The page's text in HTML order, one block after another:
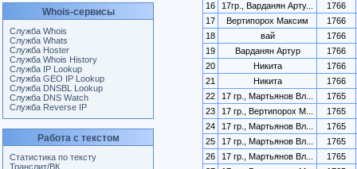
Whois-сервисы
Служба Whois
Служба Whats
Служба Hoster
Служба Whois History
Служба IP Lookup
Служба GEO IP Lookup
Служба DNSBL Lookup
Служба DNS Watch
Служба Reverse IP
Работа с текстом
Статистика по тексту
Транслит/ВК
16
17гр., Варданян Арту...
1766
17
Вертипорох Максим
1766
18
вай
1766
19
Варданян Артур
1766
20
Никита
1766
21
Никита
1766
22
17 гр., Мартьянов Вл...
1765
23
17 гр., Вертипорох М...
1765
24
17 гр., Мартьянов Вл...
1765
25
17 гр., Мартьянов Вл...
1765
26
17 гр., Мартьянов Вл...
1765